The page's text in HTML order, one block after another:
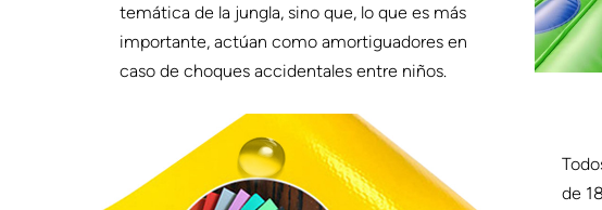
temática de la jungla, sino que, lo que es más
importante, actúan como amortiguadores en
caso de choques accidentales entre niños.
de